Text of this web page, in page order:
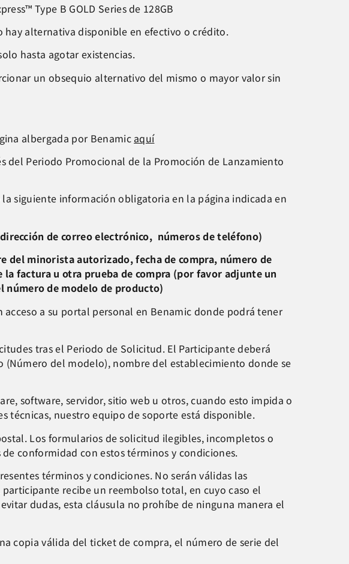
Type B GOLD Series de 128GB
hay alternativa disponible en efectivo o crédito.
hasta agotar existencias.
un obsequio alternativo del mismo o mayor valor sin
albergada por Benamic aquí
del Periodo Promocional de la Promoción de Lanzamiento
siguiente información obligatoria en la página indicada en
de correo electrónico, números de teléfono)
minorista autorizado, fecha de compra, número de
factura u otra prueba de compra (por favor adjunte un
número de modelo de producto)
a su portal personal en Benamic donde podrá tener
tras el Periodo de Solicitud. El Participante deberá
del modelo), nombre del establecimiento donde se
software, servidor, sitio web u otros, cuando esto impida o
técnicas, nuestro equipo de soporte está disponible.
Los formularios de solicitud ilegibles, incompletos o
conformidad con estos términos y condiciones.
términos y condiciones. No serán válidas las
recibe un reembolso total, en cuyo caso el
dudas, esta cláusula no prohíbe de ninguna manera el
copia válida del ticket de compra, el número de serie del